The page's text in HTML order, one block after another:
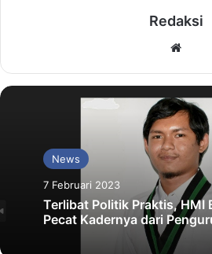
Redaksi
News
7 Februari 2023
Terlibat Politik Praktis, HMI
Pecat Kadernya dari